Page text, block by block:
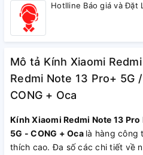
Hotlline Báo giá và Đặt
Mô tả Kính Xiaomi
Redmi Note 13 Pro+ 5G
CONG + Oca
Kính Xiaomi Redmi Note 13
5G - CONG + Oca là hàng công
thích cao. Đa số các chi tiết về